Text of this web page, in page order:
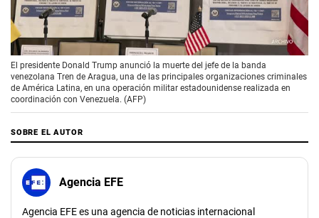
00:00/00:37
El presidente Donald Trump anunció la muerte del jefe de la banda
venezolana Tren de Aragua, una de las principales organizaciones criminales
de América Latina, en una operación militar estadounidense realizada en
coordinación con Venezuela. (AFP)
SOBRE EL AUTOR
Agencia EFE
Agencia EFE es una agencia de noticias internacional